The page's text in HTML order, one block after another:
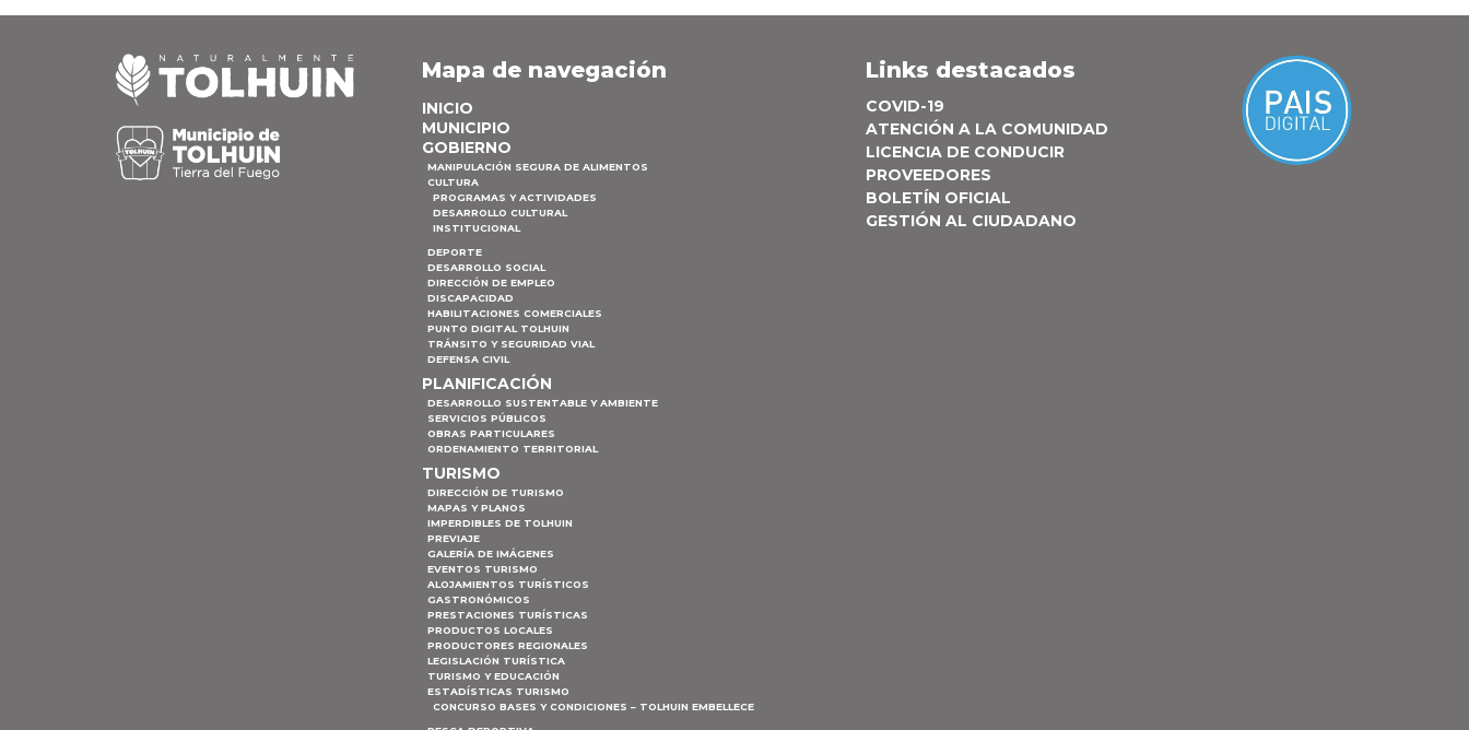
Mapa de navegación
INICIO
MUNICIPIO
GOBIERNO
MANIPULACIÓN SEGURA DE ALIMENTOS
CULTURA
PROGRAMAS Y ACTIVIDADES
DESARROLLO CULTURAL
INSTITUCIONAL
DEPORTE
DESARROLLO SOCIAL
DIRECCIÓN DE EMPLEO
DISCAPACIDAD
HABILITACIONES COMERCIALES
PUNTO DIGITAL TOLHUIN
TRÁNSITO Y SEGURIDAD VIAL
DEFENSA CIVIL
PLANIFICACIÓN
DESARROLLO SUSTENTABLE Y AMBIENTE
SERVICIOS PÚBLICOS
OBRAS PARTICULARES
ORDENAMIENTO TERRITORIAL
TURISMO
DIRECCIÓN DE TURISMO
MAPAS Y PLANOS
IMPERDIBLES DE TOLHUIN
PREVIAJE
GALERÍA DE IMÁGENES
EVENTOS TURISMO
ALOJAMIENTOS TURÍSTICOS
GASTRONÓMICOS
PRESTACIONES TURÍSTICAS
PRODUCTOS LOCALES
PRODUCTORES REGIONALES
LEGISLACIÓN TURÍSTICA
TURISMO Y EDUCACIÓN
ESTADÍSTICAS TURISMO
CONCURSO BASES Y CONDICIONES – TOLHUIN EMBELLECE
Links destacados
COVID-19
ATENCIÓN A LA COMUNIDAD
LICENCIA DE CONDUCIR
PROVEEDORES
BOLETÍN OFICIAL
GESTIÓN AL CIUDADANO